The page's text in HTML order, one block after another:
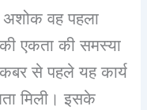
अशोक वह पहला
एकता की समस्या
से पहले यह कार्य
मिली। इसके